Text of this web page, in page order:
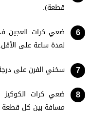
قطعة).
لمدة ساعة على الأقل.
سخني الفرن على درجة حرارة
ضعي كرات الكوكيز
مسافة بين كل قطعة